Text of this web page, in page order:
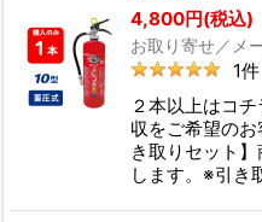
4,800円(税込)
お取り寄せ／メ
1件
２本以上はコ
収をご希望の
き取りセット
します。※引き